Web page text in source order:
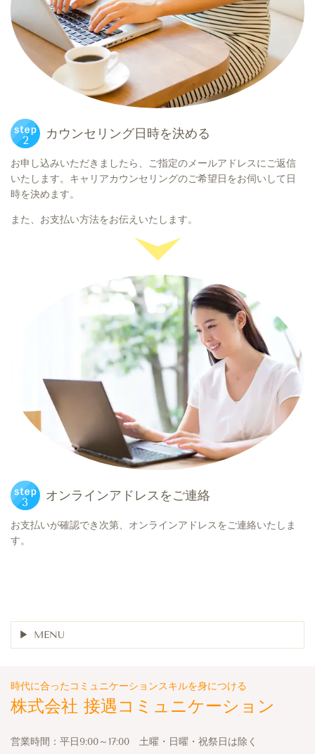
カウンセリング日時を決める
お申し込みいただきましたら、ご指定のメールアドレスにご返信
いたします。キャリアカウンセリングのご希望日をお伺いして日
時を決めます。
また、お支払い方法をお伝えいたします。
オンラインアドレスをご連絡
お支払いが確認でき次第、オンラインアドレスをご連絡いたしま
す。
MENU
時代に合ったコミュニケーションスキルを身につける
株式会社 接遇コミュニケーション
営業時間：平日9:00～17:00 土曜・日曜・祝祭日は除く